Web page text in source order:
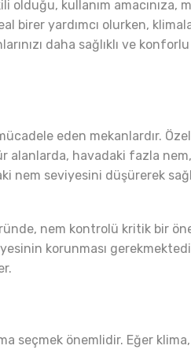
kullanım amacınıza,
birer yardımcı olurken,
daha sağlıklı ve
eden mekanlardır.
alanlarda, havadaki fazla
nem seviyesini düşürerek
nem kontrolü kritik bir
korunması
seçmek önemlidir. Eğer klima,